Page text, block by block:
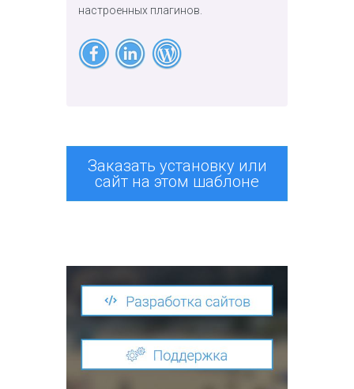
настроенных плагинов.
Заказать установку или
сайт на этом шаблоне